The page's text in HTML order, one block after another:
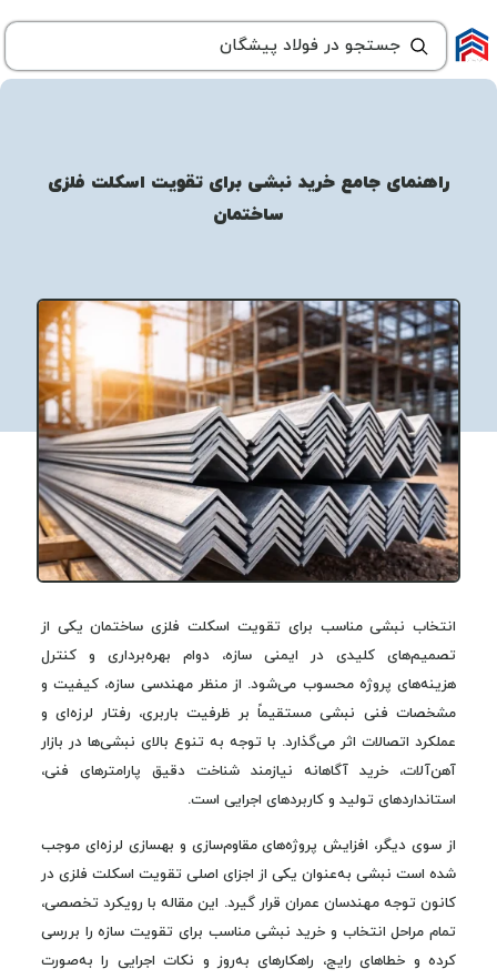
راهنمای جامع خرید نبشی برای تقویت اسکلت فلزی
ساختمان
انتخاب نبشی مناسب برای تقویت اسکلت فلزی ساختمان یکی از
تصمیم‌های کلیدی در ایمنی سازه، دوام بهره‌برداری و کنترل
هزینه‌های پروژه محسوب می‌شود. از منظر مهندسی سازه، کیفیت و
مشخصات فنی نبشی مستقیماً بر ظرفیت باربری، رفتار لرزه‌ای و
عملکرد اتصالات اثر می‌گذارد. با توجه به تنوع بالای نبشی‌ها در بازار
آهن‌آلات، خرید آگاهانه نیازمند شناخت دقیق پارامترهای فنی،
استانداردهای تولید و کاربردهای اجرایی است.
از سوی دیگر، افزایش پروژه‌های مقاوم‌سازی و بهسازی لرزه‌ای موجب
شده است نبشی به‌عنوان یکی از اجزای اصلی تقویت اسکلت فلزی در
کانون توجه مهندسان عمران قرار گیرد. این مقاله با رویکرد تخصصی،
تمام مراحل انتخاب و خرید نبشی مناسب برای تقویت سازه را بررسی
کرده و خطاهای رایج، راهکارهای به‌روز و نکات اجرایی را به‌صورت